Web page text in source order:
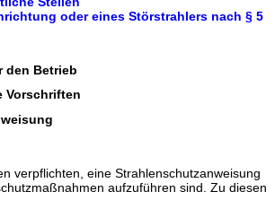
oder eines Störstrahlers nach § 5
den Betrieb
Vorschriften
verpflichten, eine Strahlenschutzanweisung
aufzuführen sind. Zu diesen